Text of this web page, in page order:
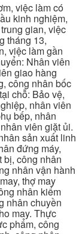
việc làm có
kinh nghiệm,
gian, việc
tháng 13,
việc làm gần
Nhân viên
giao hàng
công nhân bốc
chỗ: Bảo vệ,
nhân viên
bếp, nhân
viên giặt ủi.
sản xuất linh
đứng máy,
bị, công nhân
nhân vận hành
thợ may
nhân kiểm
nhân chuyền
may. Thực
phẩm, công